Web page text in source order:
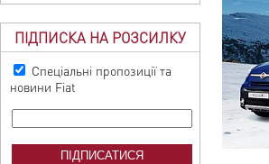
ПІДПИСКА НА РОЗСИЛКУ
Спеціальні пропозиції та
новини Fiat